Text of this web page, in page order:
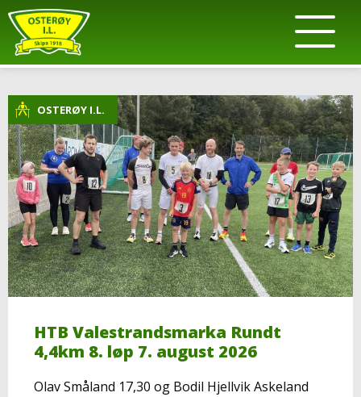
OSTERØY I.L.
HTB Valestrandsmarka Rundt
4,4km 8. løp 7. august 2026
Olav Småland 17,30 og Bodil Hjellvik Askeland